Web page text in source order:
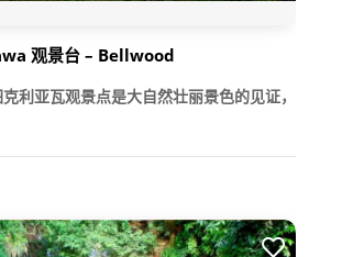
观景台 – Bellwood
利亚瓦观景点是大自然壮丽景色的见证，